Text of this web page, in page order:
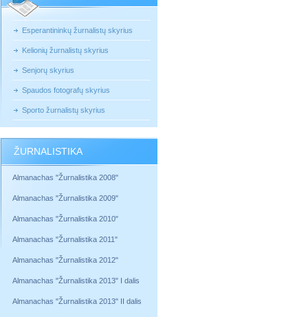
Esperantininkų žurnalistų skyrius
Kelionių žurnalistų skyrius
Senjorų skyrius
Spaudos fotografų skyrius
Sporto žurnalistų skyrius
ŽURNALISTIKA
Almanachas "Žurnalistika 2008"
Almanachas "Žurnalistika 2009"
Almanachas "Žurnalistika 2010"
Almanachas "Žurnalistika 2011"
Almanachas "Žurnalistika 2012"
Almanachas "Žurnalistika 2013" I dalis
Almanachas "Žurnalistika 2013" II dalis